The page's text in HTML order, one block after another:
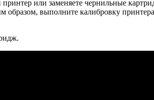
принтер или заменяете чернильные
образом, выполните калибровку